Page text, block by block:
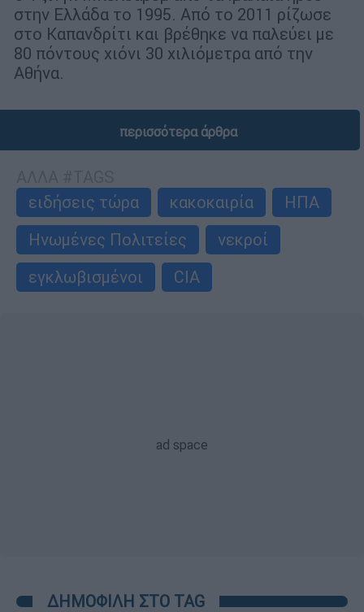
στην Ελλάδα το 1995. Από το 2011 ρίζωσε
στο Καπανδρίτι και βρέθηκε να παλεύει με
80 πόντους χιόνι 30 χιλιόμετρα από την
Αθήνα.
περισσότερα άρθρα
ειδήσεις τώρα
κακοκαιρία
ΗΠΑ
Ηνωμένες Πολιτείες
νεκροί
εγκλωβισμένοι
CIA
ΔΗΜΟΦΙΛΗ ΣΤΟ TAG